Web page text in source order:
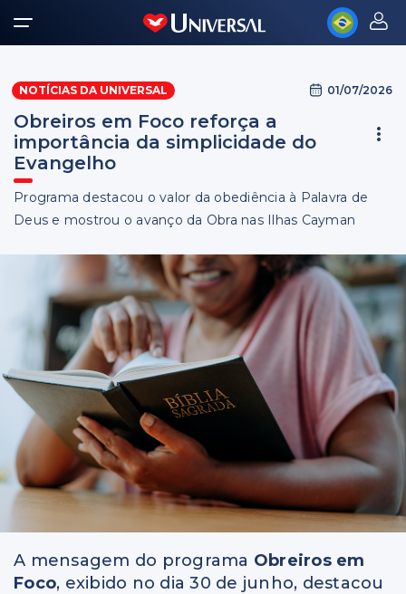
NOTÍCIAS DA UNIVERSAL 01/07/2026
Obreiros em Foco reforça a
importância da simplicidade do
Evangelho
Programa destacou o valor da obediência à Palavra de
Deus e mostrou o avanço da Obra nas Ilhas Cayman
A mensagem do programa Obreiros em
Foco, exibido no dia 30 de junho, destacou